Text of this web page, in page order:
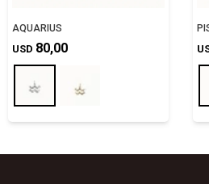
AQUARIUS
USD 80,00